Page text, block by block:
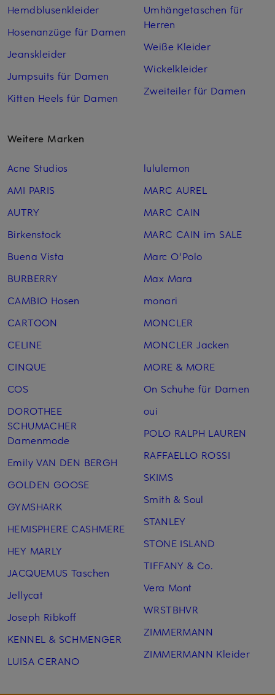
Hemdblusenkleider
Hosenanzüge für Damen
Jeanskleider
Jumpsuits für Damen
Kitten Heels für Damen
Umhängetaschen für
Herren
Weiße Kleider
Wickelkleider
Zweiteiler für Damen
Weitere Marken
Acne Studios
AMI PARIS
AUTRY
Birkenstock
Buena Vista
BURBERRY
CAMBIO Hosen
CARTOON
CELINE
CINQUE
COS
DOROTHEE
SCHUMACHER
Damenmode
Emily VAN DEN BERGH
GOLDEN GOOSE
GYMSHARK
HEMISPHERE CASHMERE
HEY MARLY
JACQUEMUS Taschen
Jellycat
Joseph Ribkoff
KENNEL & SCHMENGER
LUISA CERANO
lululemon
MARC AUREL
MARC CAIN
MARC CAIN im SALE
Marc O'Polo
Max Mara
monari
MONCLER
MONCLER Jacken
MORE & MORE
On Schuhe für Damen
oui
POLO RALPH LAUREN
RAFFAELLO ROSSI
SKIMS
Smith & Soul
STANLEY
STONE ISLAND
TIFFANY & Co.
Vera Mont
WRSTBHVR
ZIMMERMANN
ZIMMERMANN Kleider